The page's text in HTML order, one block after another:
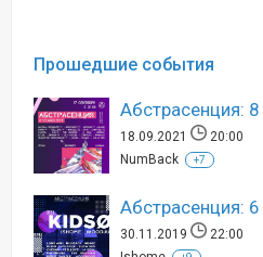
Прошедшие события
Абстрасенция: 8
18.09.2021
20:00
NumBack
+7
Абстрасенция: 6
30.11.2019
22:00